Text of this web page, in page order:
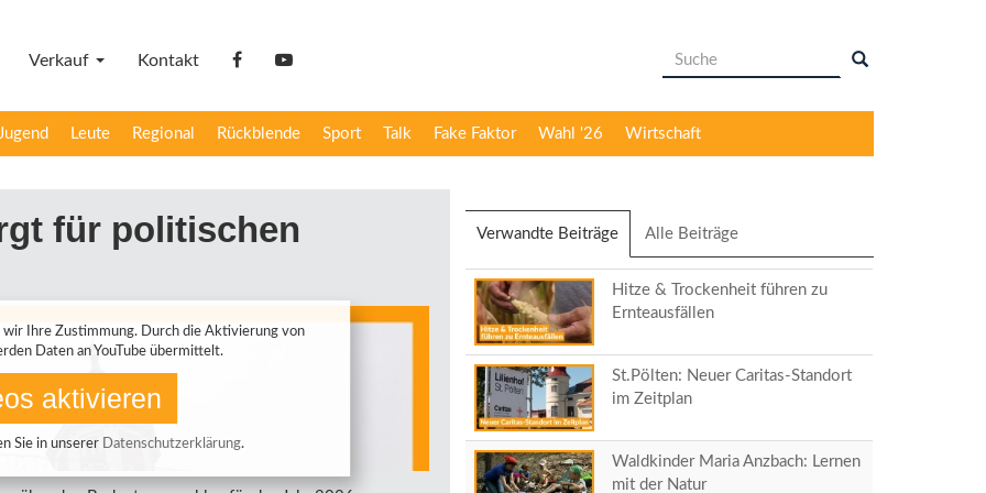
Verkauf Kontakt facebookYouTube Suchformular
Leute Regional Rückblende Sport Talk Fake Faktor Wahl '26 Wirtschaft
für politischen
Ihre Zustimmung. Durch die Aktivierung von
Daten an YouTube übermittelt.
aktivieren
Sie in unserer Datenschutzerklärung.
Verwandte Beiträge (aktiver
Reiter)
Alle Beiträge
Hitze & Trockenheit führen zu
Ernteausfällen
St.Pölten: Neuer Caritas-Standort
im Zeitplan
Waldkinder Maria Anzbach: Lernen
mit der Natur